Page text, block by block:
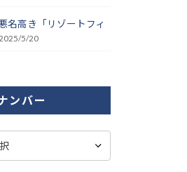
名高き「リゾートフィ
2025/5/20
ンバー